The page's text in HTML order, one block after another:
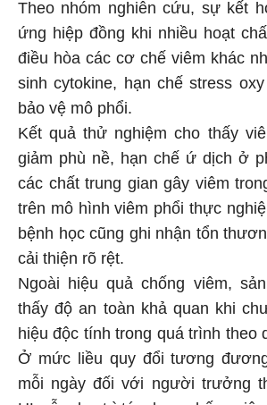
Theo nhóm nghiên cứu, sự kết
ứng hiệp đồng khi nhiều hoạt
điều hòa các cơ chế viêm khác
sinh cytokine, hạn chế stress
bảo vệ mô phổi.
Kết quả thử nghiệm cho thấy
giảm phù nề, hạn chế ứ dịch ở
các chất trung gian gây viêm
trên mô hình viêm phổi thực
bệnh học cũng ghi nhận tổn
cải thiện rõ rệt.
Ngoài hiệu quả chống viêm,
thấy độ an toàn khả quan khi
hiệu độc tính trong quá trình theo
Ở mức liều quy đổi tương
mỗi ngày đối với người trưởng